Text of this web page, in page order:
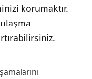
korumaktır.